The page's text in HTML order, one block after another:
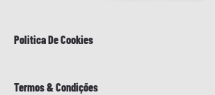
Politica De Cookies
Termos & Condições